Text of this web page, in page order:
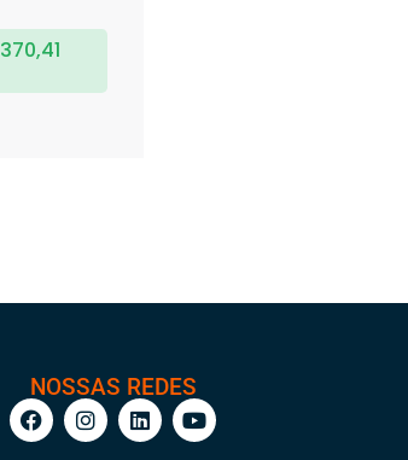
370,41
NOSSAS REDES